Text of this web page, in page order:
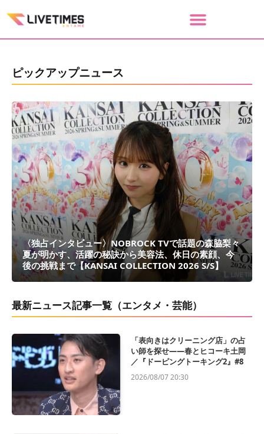
ピックアップニュース
〈独占インタビュー〉NOBROCK TVで話題の森脇梨々
夏が明かす、活躍の秘訣から美容法、休日の素顔、今
後の挑戦まで【KANSAI COLLECTION 2026 S/S】
最新ニュース記事一覧（エンタメ・芸能）
「表向きはクリーニング店」の占
い師を探せ——春とヒコーキ土岡
／『ドーピングトーキング2』#8
2026/08/07 20:30